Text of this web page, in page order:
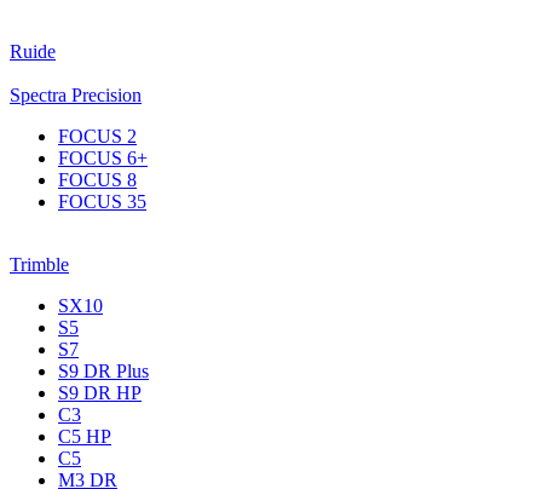
Ruide
Spectra Precision
FOCUS 2
FOCUS 6+
FOCUS 8
FOCUS 35
Trimble
SX10
S5
S7
S9 DR Plus
S9 DR HP
C3
С5 НР
C5
M3 DR